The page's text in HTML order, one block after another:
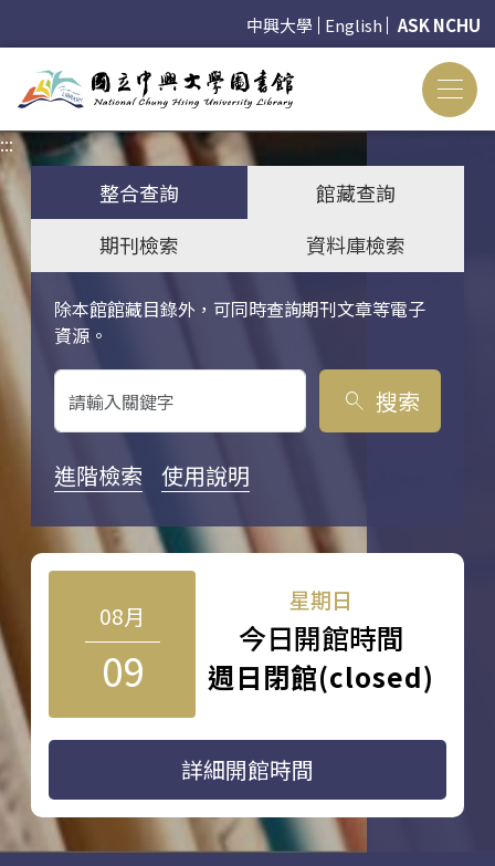
中興大學 English ASK NCHU
:::
整合查詢
館藏查詢
期刊檢索
資料庫檢索
除本館館藏目錄外，可同時查詢期刊文章等電子
資源。
關鍵字搜尋
search 搜索
進階檢索 使用說明
08月
09
星期日
今日開館時間
週日閉館(closed)
詳細開館時間